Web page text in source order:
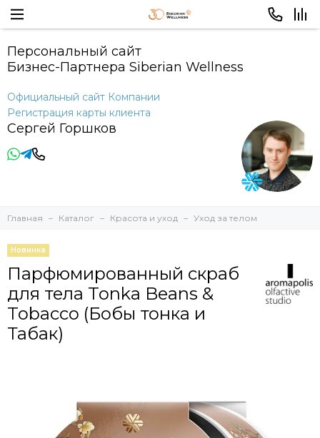
Персональный сайт
Бизнес-Партнера Siberian Wellness
Официальный сайт Компании
Регистрация карты клиента
Сергей Горшков
Главная Каталог Красота и уход Уход за телом
Новинка
Парфюмированный скраб
для тела Tonka Beans &
Tobacco (Бобы тонка и
Табак)